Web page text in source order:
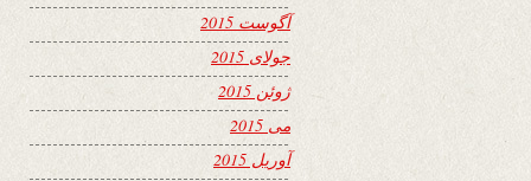
آگوست 2015
جولای 2015
ژوئن 2015
می 2015
آوریل 2015